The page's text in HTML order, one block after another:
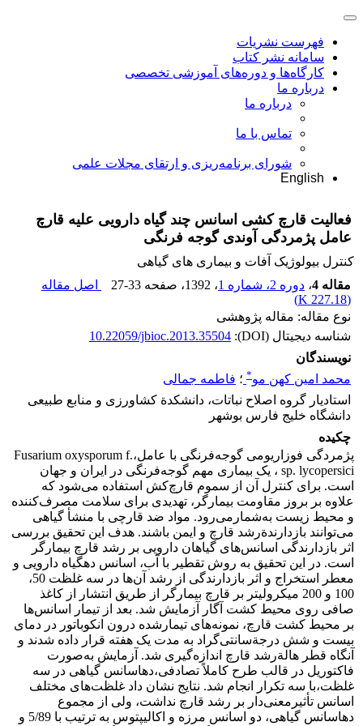
فهرست نشریات
سامانه نشر کتاب
کارگاه‌ها و دوره‌های آموزشی تخصصی
درباره ما
درباره ما
تماس با ما
شورای برنامه‌ریزی و ارتقای مجلات علمی
English
فعالیت قارچ کشی اسانس چند گیاه دارویی علیه قارچ
عامل پژمردگی آوندی گوجه فرنگی
کنترل بیولوژیک آفات و بیماری های گیاهی
مقاله 4
، دوره 2، شماره 1 ، 1392 ، صفحه 27-33
اصل مقاله
(
227.18 K
)
نوع مقاله: مقاله پژوهشی
شناسه دیجیتال (DOI):
10.22059/jbioc.2013.35504
نویسندگان
محمد امین کهن مو* ؛ فاطمه جمالی
استادیار گروه اصلاح نباتات، دانشکدة کشاورزی و منابع طبیعی
دانشگاه خلیج فارس بوشهر
چکیده
پژمردگی فوزاریومی گوجه‌فرنگی با عامل،Fusarium oxysporum f.
sp. lycopersici ، یک بیماری مهم گوجه‌فرنگی در ایران و جهان
است. برای کنترل آن از سموم قارچ‌کش استفاده می‌شود که
علاوه بر بروز مقاومت بیمارگر، تهدیدی برای سلامت مصرف‌کننده
و محیط زیست به‌شمارمی‌رود. مواد ضد قارچی با منشأ گیاهی
می‌توانند بازدارندةرشد قارچ و ایمن باشند. هدف این تحقیق بررسی
اثر بازدارندگی اسانس‌های گیاهان دارویی بر رشد قارچ بیمارگر
است. در این تحقیق به روش تقطیر با آب، اسانس دهگیاه دارویی و
معطر استخراج و اثر بازدارندگی از رشد آن‌ها در سه غلظت 50،
100 و 200 میکرولیتر بر قارچ بیمارگر از طریق انتشار از کاغذ
صافی روی محیط کشت آگار آزمایش شد. بعد از تیمار اسانس‌ها
بر محیط کشت قارچ، نمونه‌های تیمارشده درون انکوباتور در دمای
بیست و شش درجةسانتی‌گراد به مدت یک هفته قرار داده شدند و
آنگاه قطر هالةرشد قارچ اندازه‌گیری شد. آزمایش به‌صورت
فاکتوریل در قالب طرح کاملاً تصادفی،دهاسانس گیاهی در سه
غلظت،با سه تکرار انجام شد. نتایج نشان داد غلظت‌های مختلف
اسانس تأثیرمعنی‌دار بر رشد قارچ نداشت، ولی از مجموع
دهاسانس گیاهی، دو اسانس مرزه و اکالیپتوس به ترتیب با 5/89 و